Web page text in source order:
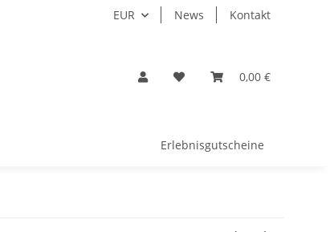
EUR News Kontakt
0,00 €
Erlebnisgutscheine